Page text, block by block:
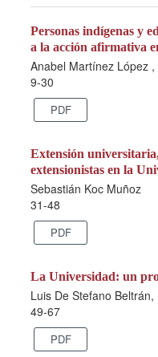
Personas indígenas y
a la acción afirmativa
Anabel Martínez López
9-30
PDF
Extensión
extensionistas en la
Sebastián Koc Muñoz
31-48
PDF
La Universidad: un
Luis De Stefano
49-67
PDF